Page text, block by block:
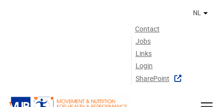
Contact
Jobs
Links
Login
SharePoint
NL